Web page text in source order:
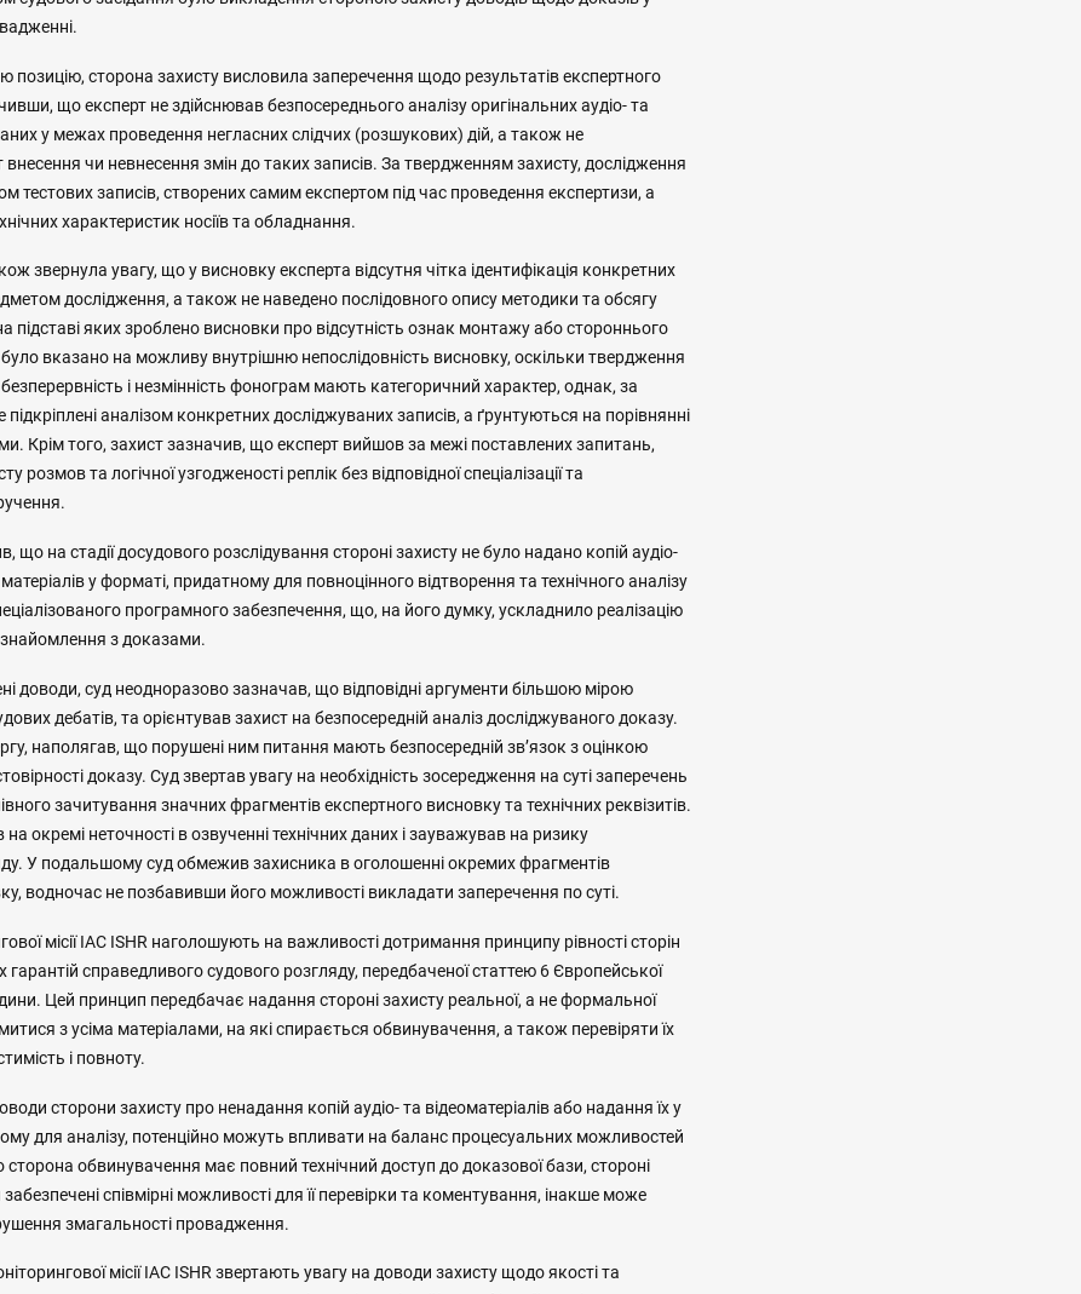
позицію, сторона захисту висловила заперечення щодо результатів експертного
що експерт не здійснював безпосереднього аналізу оригінальних аудіо- та
у межах проведення негласних слідчих (розшукових) дій, а також не
чи невнесення змін до таких записів. За твердженням захисту, дослідження
тестових записів, створених самим експертом під час проведення експертизи, а
характеристик носіїв та обладнання.
звернула увагу, що у висновку експерта відсутня чітка ідентифікація конкретних
дослідження, а також не наведено послідовного опису методики та обсягу
підставі яких зроблено висновки про відсутність ознак монтажу або стороннього
вказано на можливу внутрішню непослідовність висновку, оскільки твердження
безперервність і незмінність фонограм мають категоричний характер, однак, за
підкріплені аналізом конкретних досліджуваних записів, а ґрунтуються на порівнянні
Крім того, захист зазначив, що експерт вийшов за межі поставлених запитань,
розмов та логічної узгодженості реплік без відповідної спеціалізації та
що на стадії досудового розслідування стороні захисту не було надано копій аудіо-
у форматі, придатному для повноцінного відтворення та технічного аналізу
програмного забезпечення, що, на його думку, ускладнило реалізацію
з доказами.
доводи, суд неодноразово зазначав, що відповідні аргументи більшою мірою
дебатів, та орієнтував захист на безпосередній аналіз досліджуваного доказу.
наполягав, що порушені ним питання мають безпосередній зв’язок з оцінкою
доказу. Cуд звертав увагу на необхідність зосередження на суті заперечень
зачитування значних фрагментів експертного висновку та технічних реквізитів.
окремі неточності в озвученні технічних даних і зауважував на ризику
У подальшому суд обмежив захисника в оголошенні окремих фрагментів
водночас не позбавивши його можливості викладати заперечення по суті.
місії IAC ISHR наголошують на важливості дотримання принципу рівності сторін
гарантій справедливого судового розгляду, передбаченої статтею 6 Європейської
Цей принцип передбачає надання стороні захисту реальної, а не формальної
з усіма матеріалами, на які спирається обвинувачення, а також перевіряти їх
і повноту.
сторони захисту про ненадання копій аудіо- та відеоматеріалів або надання їх у
для аналізу, потенційно можуть впливати на баланс процесуальних можливостей
обвинувачення має повний технічний доступ до доказової бази, стороні
співмірні можливості для її перевірки та коментування, інакше може
змагальності провадження.
місії IAC ISHR звертають увагу на доводи захисту щодо якості та